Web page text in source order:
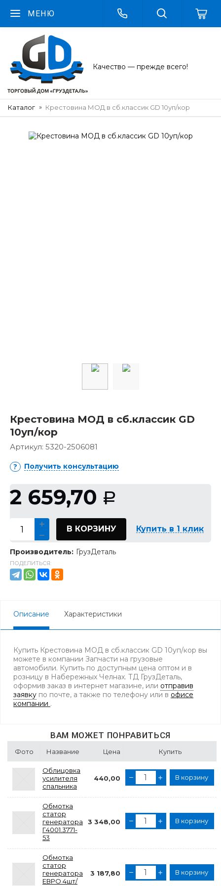
МЕНЮ
Качество — прежде всего!
Каталог Крестовина МОД в сб.классик GD 10уп/кор
Крестовина МОД в сб.классик GD
10уп/кор
Артикул: 5320-2506081
Получить консультацию
2 659,70 Р
В КОРЗИНУ Купить в 1 клик
Производитель: ГрузДеталь
ПОДЕЛИТЬСЯ:
Описание Характеристики
Купить Крестовина МОД в сб.классик GD 10уп/кор вы
можете в компании Запчасти на грузовые
автомобили. Купить по доступным цена оптом и в
розницу в Набережных Челнах. ТД ГрузДеталь,
оформив заказ в интернет магазине, или отправив
заявку по почте, а также по телефону или в офисе
компании .
ВАМ МОЖЕТ ПОНРАВИТЬСЯ
Фото Название Цена Купить
Облицовка
усилителя
спальника
440,00 В корзину
Обмотка
статор
генератора
Г4001.3771-
53
3 348,00 В корзину
Обмотка
статор
генератора
ЕВРО 4шт/
3 187,80 В корзину